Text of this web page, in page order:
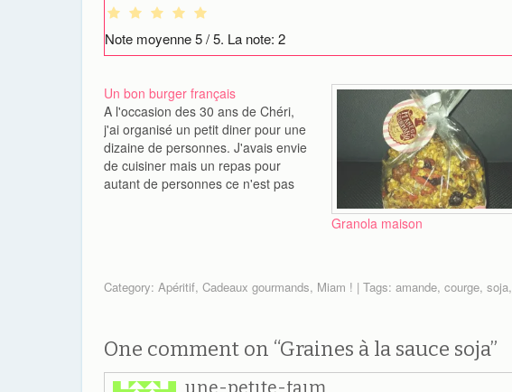
Note moyenne5/ 5. La note: 2
Un bon burger français
A l'occasion des 30 ans de Chéri,
j'ai organisé un petit diner pour une
dizaine de personnes. J'avais envie
de cuisiner mais un repas pour
autant de personnes ce n'est pas
Granola maison
Category: Apéritif, Cadeaux gourmands, Miam ! | Tags: amande, courge, soja,
One comment on “Graines à la sauce soja”